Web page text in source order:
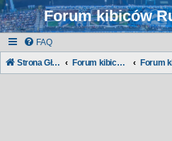
Forum kibiców
FAQ
Strona Główna Forum kibiców Ruchu